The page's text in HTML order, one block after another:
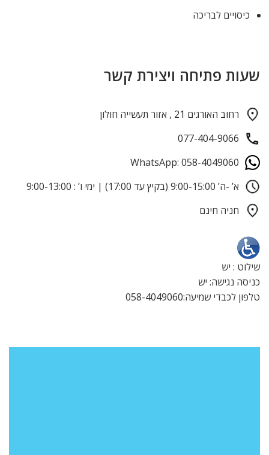
כיסויים לבריכה
שעות פתיחה ויצירת קשר
רחוב האורגים 21 , אזור תעשייה חולון
077-404-9066
WhatsApp: 058-4049060
א’ -ה’ 9:00-15:00 (בקיץ עד 17:00) | ימי ו’ : 9:00-13:00
חניה חינם
שילוט : יש
כניסה נגישה: יש
טלפון לכבדי שמיעה:058-4049060